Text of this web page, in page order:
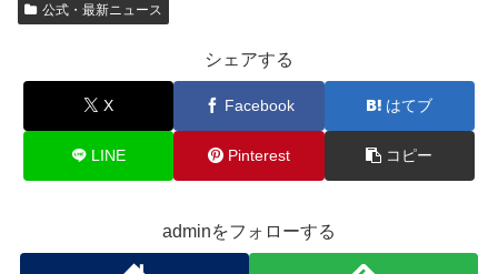
公式・最新ニュース
シェアする
X Facebook はてブ
LINE Pinterest コピー
adminをフォローする